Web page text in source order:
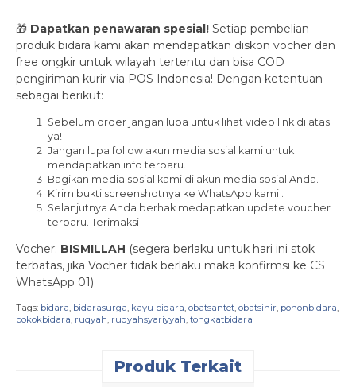
🎁 Dapatkan penawaran spesial! Setiap pembelian
produk bidara kami akan mendapatkan diskon vocher dan
free ongkir untuk wilayah tertentu dan bisa COD
pengiriman kurir via POS Indonesia! Dengan ketentuan
sebagai berikut:
Sebelum order jangan lupa untuk lihat video link di atas
ya!
Jangan lupa follow akun media sosial kami untuk
mendapatkan info terbaru.
Bagikan media sosial kami di akun media sosial Anda.
Kirim bukti screenshotnya ke WhatsApp kami .
Selanjutnya Anda berhak medapatkan update voucher
terbaru. Terimaksi
Vocher: BISMILLAH (segera berlaku untuk hari ini stok
terbatas, jika Vocher tidak berlaku maka konfirmsi ke CS
WhatsApp 01)
Tags: bidara bidarasurga kayu bidara obatsantet obatsihir pohonbidara
pokokbidara ruqyah ruqyahsyariyyah tongkatbidara
Produk Terkait